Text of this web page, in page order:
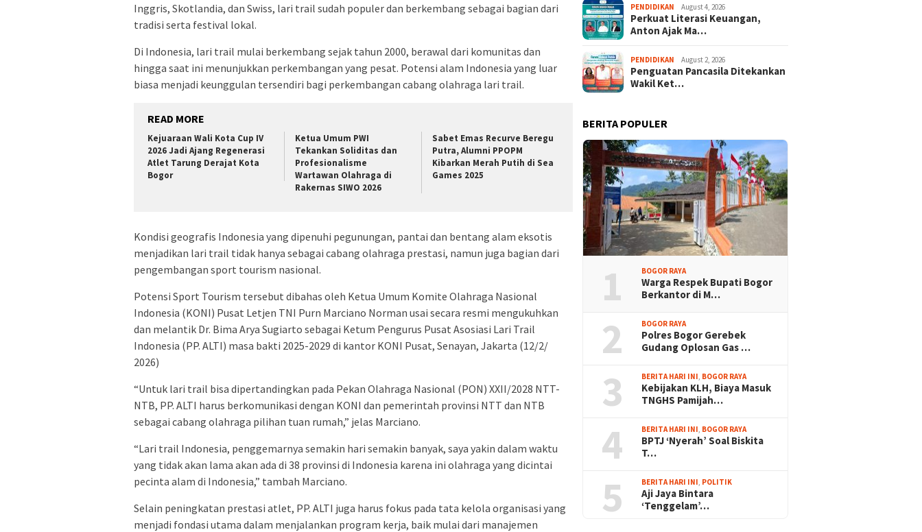
Inggris, Skotlandia, dan Swiss, lari trail sudah populer dan berkembang sebagai bagian dari
tradisi serta festival lokal.
Di Indonesia, lari trail mulai berkembang sejak tahun 2000, berawal dari komunitas dan
hingga saat ini menunjukkan perkembangan yang pesat. Potensi alam Indonesia yang luar
biasa menjadi keunggulan tersendiri bagi perkembangan cabang olahraga lari trail.
READ MORE
Kejuaraan Wali Kota Cup IV
2026 Jadi Ajang Regenerasi
Atlet Tarung Derajat Kota
Bogor
Ketua Umum PWI
Tekankan Soliditas dan
Profesionalisme
Wartawan Olahraga di
Rakernas SIWO 2026
Sabet Emas Recurve Beregu
Putra, Alumni PPOPM
Kibarkan Merah Putih di Sea
Games 2025
Kondisi geografis Indonesia yang dipenuhi pegunungan, pantai dan bentang alam eksotis
menjadikan lari trail tidak hanya sebagai cabang olahraga prestasi, namun juga bagian dari
pengembangan sport tourism nasional.
Potensi Sport Tourism tersebut dibahas oleh Ketua Umum Komite Olahraga Nasional
Indonesia (KONI) Pusat Letjen TNI Purn Marciano Norman usai secara resmi mengukuhkan
dan melantik Dr. Bima Arya Sugiarto sebagai Ketum Pengurus Pusat Asosiasi Lari Trail
Indonesia (PP. ALTI) masa bakti 2025-2029 di kantor KONI Pusat, Senayan, Jakarta (12/2/
2026)
“Untuk lari trail bisa dipertandingkan pada Pekan Olahraga Nasional (PON) XXII/2028 NTT-
NTB, PP. ALTI harus berkomunikasi dengan KONI dan pemerintah provinsi NTT dan NTB
sebagai cabang olahraga pilihan tuan rumah,” jelas Marciano.
“Lari trail Indonesia, penggemarnya semakin hari semakin banyak, saya yakin dalam waktu
yang tidak akan lama akan ada di 38 provinsi di Indonesia karena ini olahraga yang dicintai
pecinta alam di Indonesia,” tambah Marciano.
Selain peningkatan prestasi atlet, PP. ALTI juga harus fokus pada tata kelola organisasi yang
menjadi fondasi utama dalam menjalankan program kerja, baik mulai dari manajemen
PENDIDIKAN August 4, 2026
Perkuat Literasi Keuangan,
Anton Ajak Ma…
PENDIDIKAN August 2, 2026
Penguatan Pancasila Ditekankan
Wakil Ket…
BERITA POPULER
1 BOGOR RAYA
Warga Respek Bupati Bogor
Berkantor di M…
2 BOGOR RAYA
Polres Bogor Gerebek
Gudang Oplosan Gas …
3 BERITA HARI INI, BOGOR RAYA
Kebijakan KLH, Biaya Masuk
TNGHS Pamijah…
4 BERITA HARI INI, BOGOR RAYA
BPTJ ‘Nyerah’ Soal Biskita
T…
5 BERITA HARI INI, POLITIK
Aji Jaya Bintara
‘Tenggelam’…